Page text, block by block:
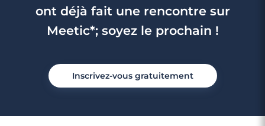
ont déjà fait une rencontre sur
Meetic*; soyez le prochain !
Inscrivez-vous gratuitement